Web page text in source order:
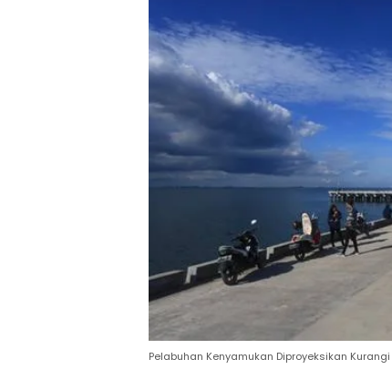
Pelabuhan Kenyamukan Diproyeksikan